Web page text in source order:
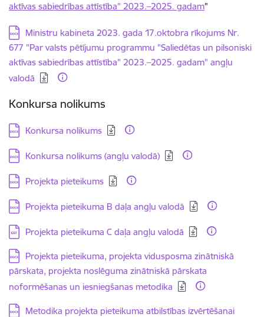
aktīvas sabiedrības attīstība" 2023.–2025. gadam"
Lejupielādēt:
Ministru kabineta 2023. gada 17.oktobra rīkojums Nr.
677 "Par valsts pētījumu programmu "Saliedētas un pilsoniski
aktīvas sabiedrības attīstība" 2023.–2025. gadam" angļu
valodā
Konkursa nolikums
Lejupielādēt:
Konkursa nolikums
Lejupielādēt:
Konkursa nolikums (angļu valodā)
Lejupielādēt:
Projekta pieteikums
Lejupielādēt:
Projekta pieteikuma B daļa angļu valodā
Lejupielādēt:
Projekta pieteikuma C daļa angļu valodā
Lejupielādēt:
Projekta pieteikuma, projekta vidusposma zinātniskā
pārskata, projekta noslēguma zinātniskā pārskata
noformēšanas un iesniegšanas metodika
Lejupielādēt:
Metodika projekta pieteikuma atbilstības izvērtēšanai